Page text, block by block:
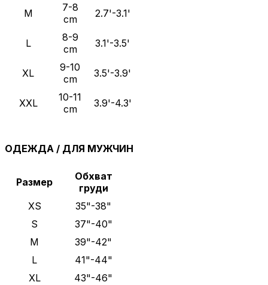
M
7-8
cm
2.7'-3.1'
L
8-9
cm
3.1'-3.5'
XL
9-10
cm
3.5'-3.9'
XXL
10-11
cm
3.9'-4.3'
ОДЕЖДА / ДЛЯ МУЖЧИН
Размер
Обхват
груди
XS
35"-38"
S
37"-40"
M
39"-42"
L
41"-44"
XL
43"-46"